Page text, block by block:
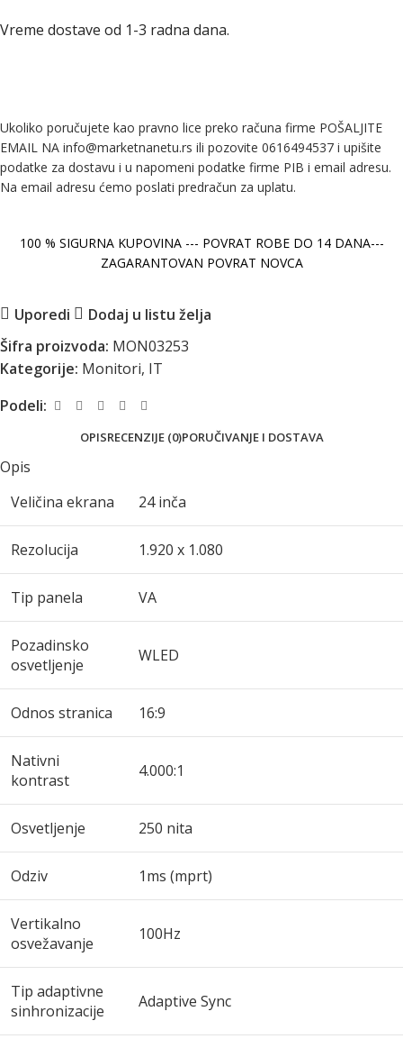
Vreme dostave od 1-3 radna dana.
Ukoliko poručujete kao pravno lice preko računa firme POŠALJITE
EMAIL NA info@marketnanetu.rs ili pozovite 0616494537 i upišite
podatke za dostavu i u napomeni podatke firme PIB i email adresu.
Na email adresu ćemo poslati predračun za uplatu.
100 % SIGURNA KUPOVINA --- POVRAT ROBE DO 14 DANA---
ZAGARANTOVAN POVRAT NOVCA
Uporedi
Dodaj u listu želja
Šifra proizvoda: MON03253
Kategorije: Monitori, IT
Podeli:
OPISRECENZIJE (0)PORUČIVANJE I DOSTAVA
Opis
Veličina ekrana
24 inča
Rezolucija 1.920 x 1.080
Tip panela VA
Pozadinsko
osvetljenje
WLED
Odnos stranica 16:9
Nativni
kontrast
4.000:1
Osvetljenje 250 nita
Odziv 1ms (mprt)
Vertikalno
osvežavanje
100Hz
Tip adaptivne
sinhronizacije
Adaptive Sync